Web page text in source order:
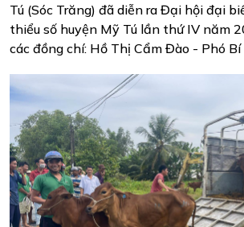
Tú (Sóc Trăng) đã diễn ra Đại hội đại
thiểu số huyện Mỹ Tú lần thứ IV năm
các đồng chí: Hồ Thị Cẩm Đào - Phó Bí